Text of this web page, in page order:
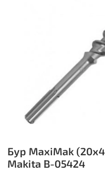
Бур MaxiMak
Makita B-05424